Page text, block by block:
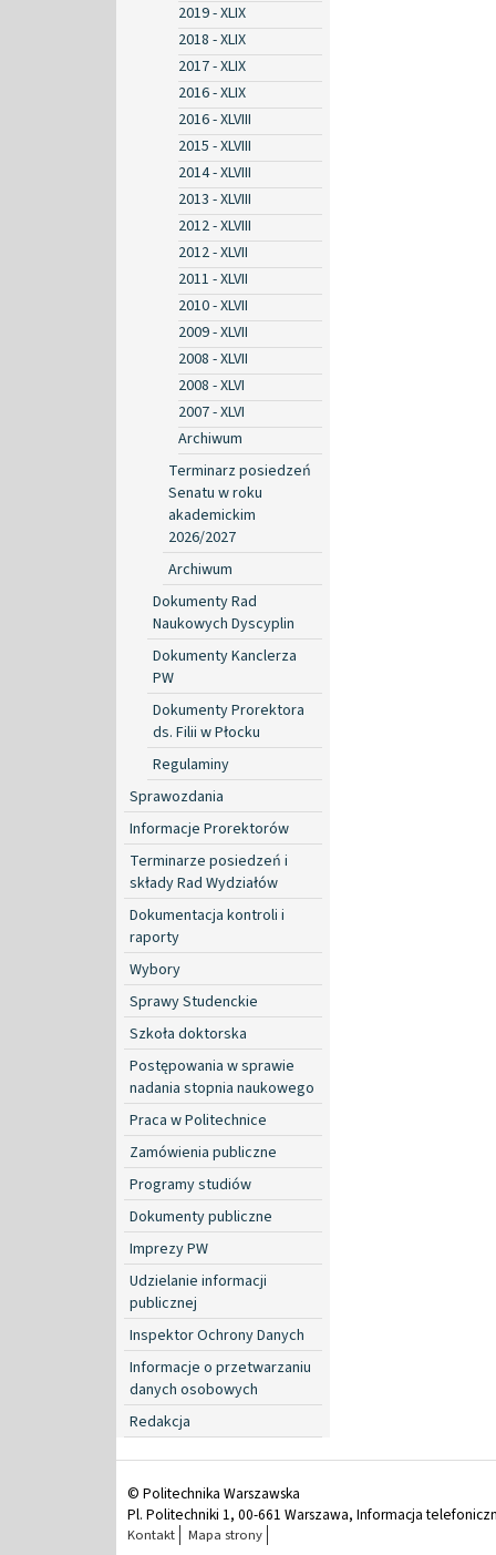
2019 - XLIX
2018 - XLIX
2017 - XLIX
2016 - XLIX
2016 - XLVIII
2015 - XLVIII
2014 - XLVIII
2013 - XLVIII
2012 - XLVIII
2012 - XLVII
2011 - XLVII
2010 - XLVII
2009 - XLVII
2008 - XLVII
2008 - XLVI
2007 - XLVI
Archiwum
Terminarz posiedzeń
Senatu w roku
akademickim
2026/2027
Archiwum
Dokumenty Rad
Naukowych Dyscyplin
Dokumenty Kanclerza
PW
Dokumenty Prorektora
ds. Filii w Płocku
Regulaminy
Sprawozdania
Informacje Prorektorów
Terminarze posiedzeń i
składy Rad Wydziałów
Dokumentacja kontroli i
raporty
Wybory
Sprawy Studenckie
Szkoła doktorska
Postępowania w sprawie
nadania stopnia naukowego
Praca w Politechnice
Zamówienia publiczne
Programy studiów
Dokumenty publiczne
Imprezy PW
Udzielanie informacji
publicznej
Inspektor Ochrony Danych
Informacje o przetwarzaniu
danych osobowych
Redakcja
© Politechnika Warszawska
Pl. Politechniki 1, 00-661 Warszawa, Informacja
Kontakt Mapa strony